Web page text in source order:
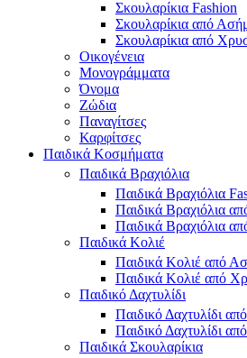
Σκουλαρίκια Fashion
Σκουλαρίκια από
Σκουλαρίκια από
Οικογένεια
Μονογράμματα
Όνομα
Ζώδια
Παναγίτσες
Καρφίτσες
Παιδικά Κοσμήματα
Παιδικά Βραχιόλια
Παιδικά Βραχιόλια
Παιδικά Βραχιόλια
Παιδικά Βραχιόλια
Παιδικά Κολιέ
Παιδικά Κολιέ από
Παιδικά Κολιέ από
Παιδικό Δαχτυλίδι
Παιδικό Δαχτυλίδι
Παιδικό Δαχτυλίδι
Παιδικά Σκουλαρίκια